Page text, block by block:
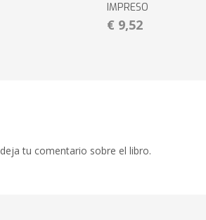
IMPRESO
€ 9,52
deja tu comentario sobre el libro.